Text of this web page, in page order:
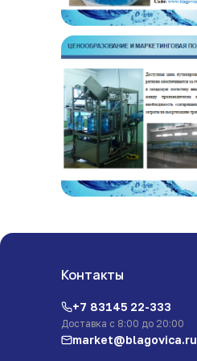
Контакты
+7 83145 22-333
Доставка с 8:00 до 20:00
market@blagovica.ru